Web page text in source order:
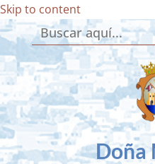
Skip to content
Buscar:
Doña